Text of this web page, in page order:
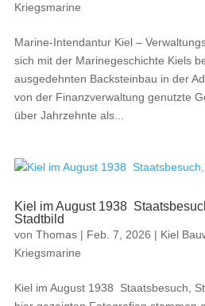
Kriegsmarine
Marine-Intendantur Kiel –
sich mit der Marinegeschichte Kiels
ausgedehnten Backsteinbau in der
von der Finanzverwaltung genutzte
über Jahrzehnte als...
Kiel im August 1938
Stadtbild
von Thomas| Feb. 7, 2026 | Kiel
Kriegsmarine
Kiel im August 1938 Staatsbesuch,